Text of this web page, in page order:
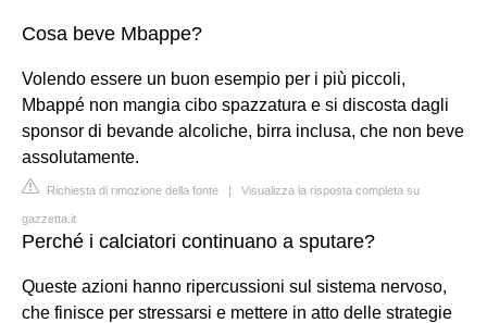
Cosa beve Mbappe?
Volendo essere un buon esempio per i più piccoli,
Mbappé non mangia cibo spazzatura e si discosta dagli
sponsor di bevande alcoliche, birra inclusa, che non beve
assolutamente.
Richiesta di rimozione della fonte | Visualizza la risposta completa su
gazzetta.it
Perché i calciatori continuano a sputare?
Queste azioni hanno ripercussioni sul sistema nervoso,
che finisce per stressarsi e mettere in atto delle strategie